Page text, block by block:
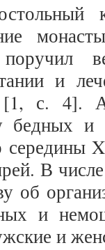
и
с. 4].
бедных и
середины
В
об
и
и